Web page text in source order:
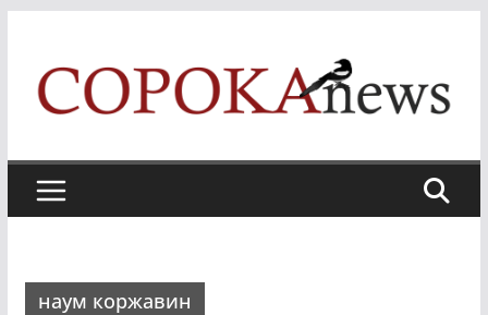
content
наум коржавин